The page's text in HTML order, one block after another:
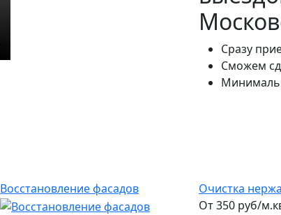
Сразу
Сможем
Восстановление фасадов
Очистка
От 350 руб/